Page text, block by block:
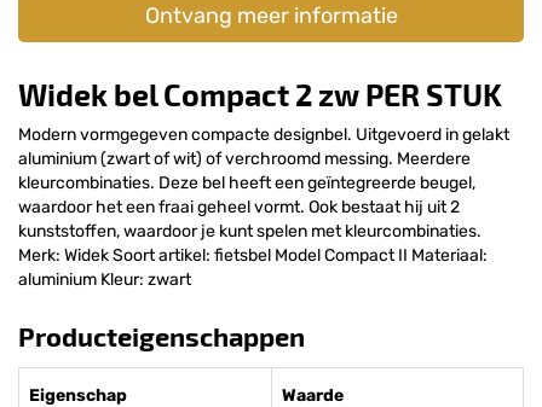
Ontvang meer informatie
Widek bel Compact 2 zw PER STUK
Modern vormgegeven compacte designbel. Uitgevoerd in gelakt
aluminium (zwart of wit) of verchroomd messing. Meerdere
kleurcombinaties. Deze bel heeft een geïntegreerde beugel,
waardoor het een fraai geheel vormt. Ook bestaat hij uit 2
kunststoffen, waardoor je kunt spelen met kleurcombinaties.
Merk: Widek Soort artikel: fietsbel Model Compact II Materiaal:
aluminium Kleur: zwart
Producteigenschappen
Eigenschap Waarde